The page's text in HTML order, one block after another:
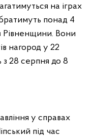
понад 4
Рівненщини. Вони
нагород у 22
з 28 серпня до 8
у справах
під час